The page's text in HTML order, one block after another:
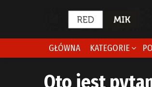
GŁÓWNA KATEGORIE
Oto jest